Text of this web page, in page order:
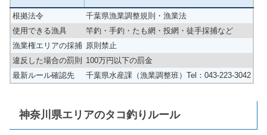
根拠法令
千葉県漁業調整規則・漁業法
使用できる漁具
竿釣・手釣・たも網・投網・徒手採捕など
漁業権エリアの採捕 原則禁止
違反した場合の罰則
100万円以下の罰金
最新ルール確認先
千葉県水産課（漁業調整班）Tel：043-223-3042
神奈川県エリアのタコ釣りルール